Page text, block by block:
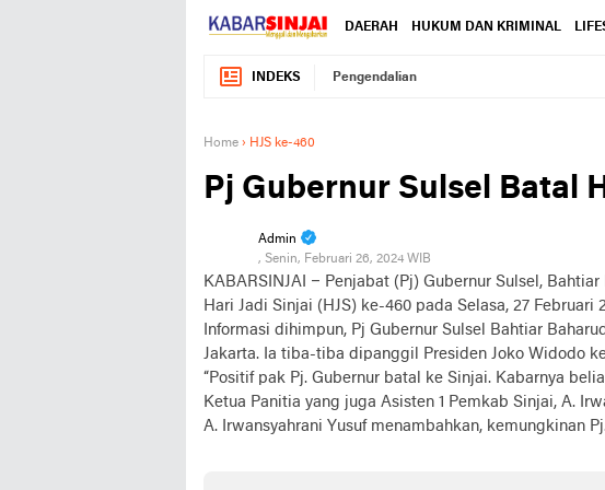
DAERAH HUKUM DAN KRIMINAL
INDEKS Pengendalian
Home › HJS ke-460
Pj Gubernur Sulsel Batal
Admin
, Senin, Februari 26, 2024 WIB
KABARSINJAI – Penjabat (Pj) Gubernur Sulsel,
Hari Jadi Sinjai (HJS) ke-460 pada Selasa, 27 Februari
Informasi dihimpun, Pj Gubernur Sulsel Bahtiar
Jakarta. Ia tiba-tiba dipanggil Presiden Joko Widodo
“Positif pak Pj. Gubernur batal ke Sinjai. Kabarnya
Ketua Panitia yang juga Asisten 1 Pemkab Sinjai, A.
A. Irwansyahrani Yusuf menambahkan, kemungkinan